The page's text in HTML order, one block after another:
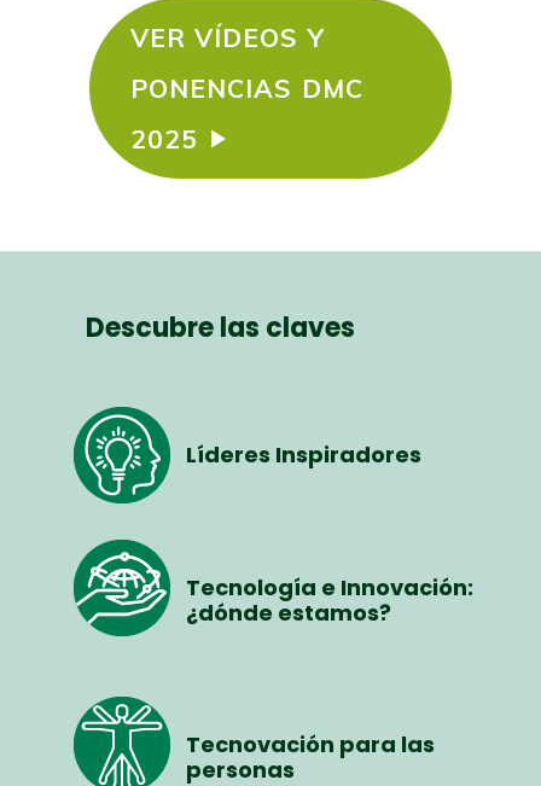
VER VÍDEOS Y
PONENCIAS DMC
2025
Descubre las claves
Líderes Inspiradores
Tecnología e Innovación:
¿dónde estamos?
Tecnovación para las
personas